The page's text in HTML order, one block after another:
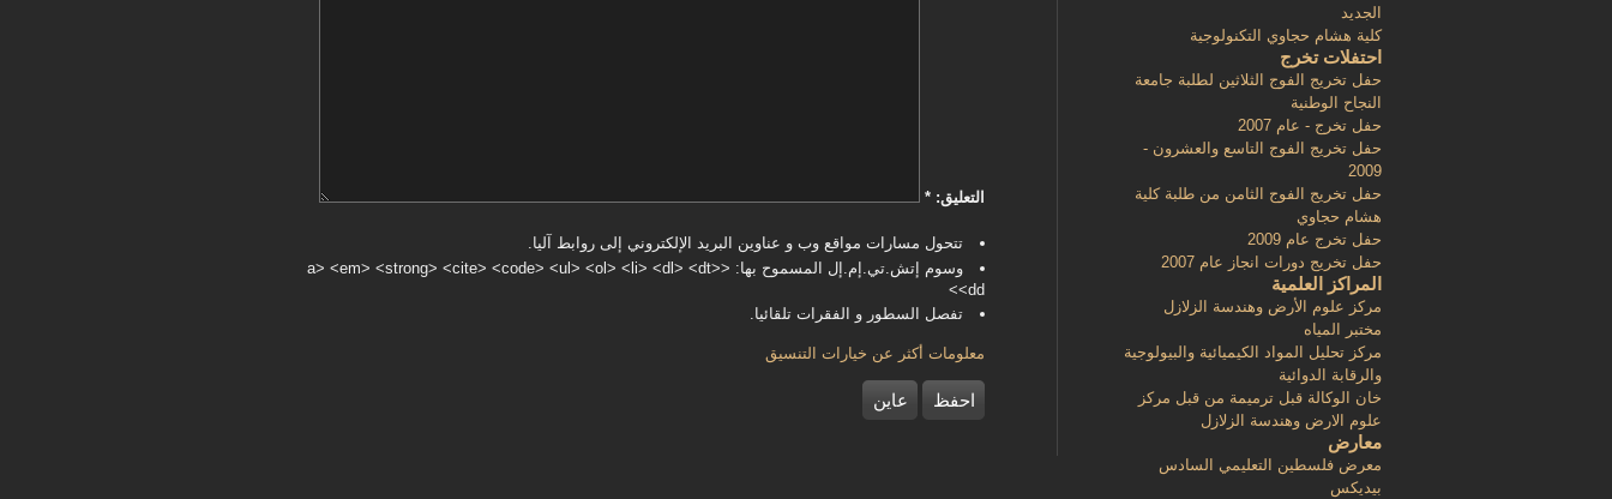
‏التعليق: ‏ *
تتحول مسارات مواقع وب و عناوين البريد الإلكتروني إلى روابط آليا.
وسوم إتش.تي.إم.إل المسموح بها: <a> <em> <strong> <cite> <code> <ul> <ol> <li> <dl> <dt>
<dd>
تفصل السطور و الفقرات تلقائيا.
معلومات أكثر عن خيارات التنسيق
الجديد
كلية هشام حجاوي التكنولوجية
احتفلات تخرج
حفل تخريج الفوج الثلاثين لطلبة جامعة
النجاح الوطنية
حفل تخرج - عام 2007
حفل تخريج الفوج التاسع والعشرون -
2009
حفل تخريج الفوج الثامن من طلبة كلية
هشام حجاوي
حفل تخرج عام 2009
حفل تخريج دورات انجاز عام 2007
المراكز العلمية
مركز علوم الأرض وهندسة الزلازل
مختبر المياه
مركز تحليل المواد الكيميائية والبيولوجية
والرقابة الدوائية
خان الوكالة قبل ترميمة من قبل مركز
علوم الارض وهندسة الزلازل
معارض
معرض فلسطين التعليمي السادس
بيديكس